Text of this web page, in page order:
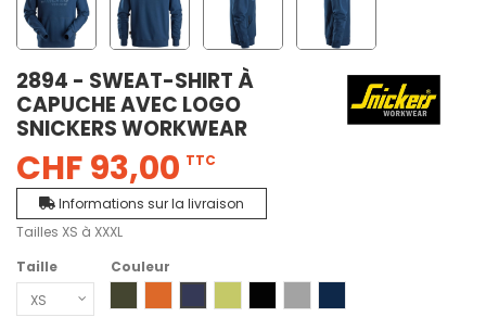
2894 - SWEAT-SHIRT À
CAPUCHE AVEC LOGO
SNICKERS WORKWEAR
CHF 93,00 TTC
Informations sur la livraison
Tailles XS à XXXL
Taille
Couleur